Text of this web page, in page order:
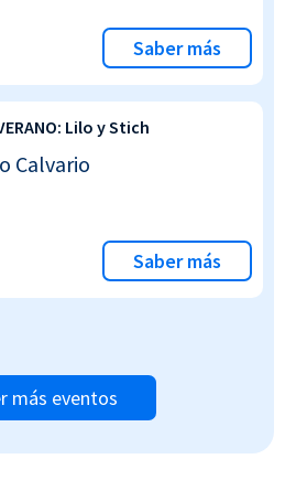
Saber más
Lilo y Stich
Calvario
Saber más
más eventos